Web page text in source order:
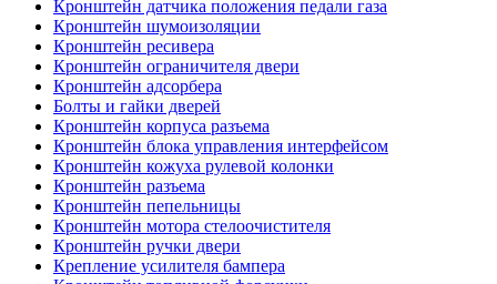
Кронштейн датчика положения педали газа
Кронштейн шумоизоляции
Кронштейн ресивера
Кронштейн ограничителя двери
Кронштейн адсорбера
Болты и гайки дверей
Кронштейн корпуса разъема
Кронштейн блока управления интерфейсом
Кронштейн кожуха рулевой колонки
Кронштейн разъема
Кронштейн пепельницы
Кронштейн мотора стелоочистителя
Кронштейн ручки двери
Крепление усилителя бампера